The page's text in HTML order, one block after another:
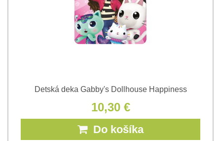
Detská deka Gabby's Dollhouse Happiness
10,30 €
Do košíka